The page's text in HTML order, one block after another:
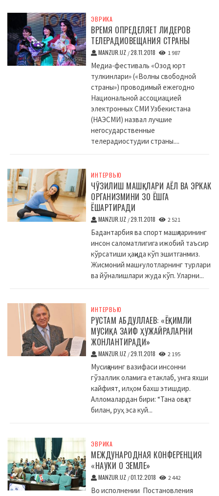
ЭВРИКА
ВРЕМЯ ОПРЕДЕЛЯЕТ ЛИДЕРОВ
ТЕЛЕРАДИОВЕЩАНИЯ СТРАНЫ
MANZUR.UZ /28.11.2018 1 987
Медиа-фестиваль «Озод юрт
тулкинлари» («Волны свободной
страны») проводимый ежегодно
Национальной ассоциацией
электронных СМИ Узбекистана
(НАЭСМИ) назвал лучшие
негосударственные
телерадиостудии страны....
ИНТЕРВЬЮ
ЧЎЗИЛИШ МАШҚЛАРИ АЁЛ ВА ЭРКАК
ОРГАНИЗМИНИ 30 ЁШГА
ЁШАРТИРАДИ
MANZUR.UZ /29.11.2018 2 521
Бадантарбия ва спорт машқларининг
инсон саломатлигига ижобий таъсир
кўрсатиши ҳақида кўп эшитганмиз.
Жисмоний машғулотларнинг турлари
ва йўналишлари жуда кўп. Уларни...
ИНТЕРВЬЮ
РУСТАМ АБДУЛЛАЕВ: «ЁҚИМЛИ
МУСИҚА ЗАИФ ҲУЖАЙРАЛАРНИ
ЖОНЛАНТИРАДИ»
MANZUR.UZ /29.11.2018 2 195
Мусиқанинг вазифаси инсонни
гўзаллик оламига етаклаб, унга яхши
кайфият, илҳом бахш этишдир.
Алломалардан бири: “Тана овқат
билан, руҳ эса куй...
ЭВРИКА
МЕЖДУНАРОДНАЯ КОНФЕРЕНЦИЯ
«НАУКИ О ЗЕМЛЕ»
MANZUR.UZ /01.12.2018 2 442
Во исполнении Постановления